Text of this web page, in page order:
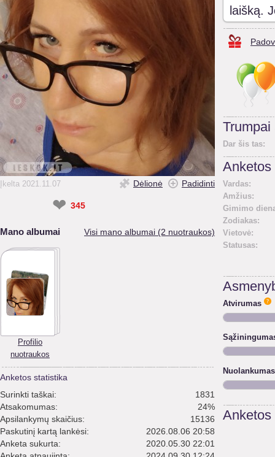
Įkelta 2021.11.07 Dėlionė Padidinti
❤ 345
Mano albumai Visi mano albumai (2 nuotraukos)
Profilio
nuotraukos
Anketos statistika
Surinkti taškai:
1831
Atsakomumas:
24%
Apsilankymų skaičius:
15136
Paskutinį kartą lankėsi:
2026.08.06 20:58
Anketa sukurta:
2020.05.30 22:01
laišką.
Trumpai
Dar šis tas:
Anketos
Vardas:
Amžius:
Gimimo
Zodiakas:
Vietovė:
Statusas:
Atvirumas
Nuolankumas
Anketos